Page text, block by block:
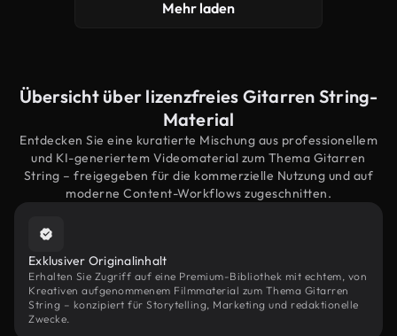
Mehr laden
Übersicht über lizenzfreies Gitarren String-
Material
Entdecken Sie eine kuratierte Mischung aus professionellem
und KI-generiertem Videomaterial zum Thema Gitarren
String – freigegeben für die kommerzielle Nutzung und auf
moderne Content-Workflows zugeschnitten.
Exklusiver Originalinhalt
Erhalten Sie Zugriff auf eine Premium-Bibliothek mit echtem, von
Kreativen aufgenommenem Filmmaterial zum Thema Gitarren
String – konzipiert für Storytelling, Marketing und redaktionelle
Zwecke.